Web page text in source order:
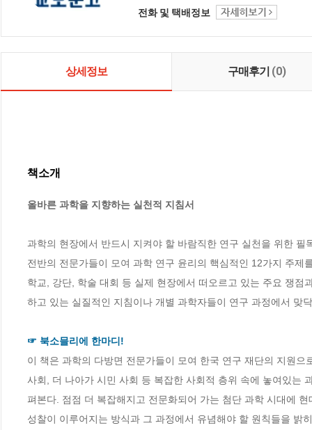
전화 및 택배정보
상세정보 구매후기 (0)
책소개
올바른 과학을 지향하는 실천적 지침서
과학의 현장에서 반드시 지켜야 할 바람직한 연구 실천을 위한
전반의 전문가들이 모여 과학 연구 윤리의 핵심적인 12가지 주
학교, 강단, 학술 대회 등 실제 현장에서 떠오르고 있는 주요 쟁
하고 있는 실질적인 지침이나 개별 과학자들이 연구 과정에서 맞
☞ 북소믈리에 한마디!
이 책은 과학의 다방면 전문가들이 모여 한국 연구 재단의 지원
사회, 더 나아가 시민 사회 등 복잡한 사회적 층위 속에 놓여있는
펴본다. 점점 더 복잡해지고 전문화되어 가는 첨단 과학 시대에
성찰이 이루어지는 방식과 그 과정에서 유념해야 할 원칙들을 밝